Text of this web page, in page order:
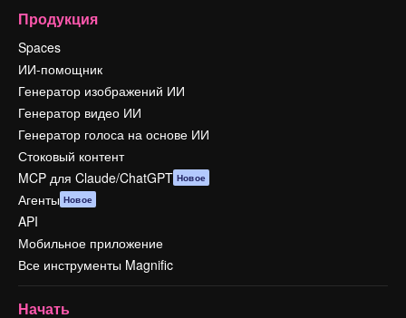
Продукция
Spaces
ИИ-помощник
Генератор изображений ИИ
Генератор видео ИИ
Генератор голоса на основе ИИ
Стоковый контент
MCP для Claude/ChatGPT Новое
Агенты Новое
API
Мобильное приложение
Все инструменты Magnific
Начать